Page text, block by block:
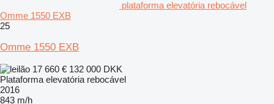
plataforma elevatória rebocável
Omme 1550 EXB
25
Omme 1550 EXB
17 660 € 132 000 DKK
Plataforma elevatória rebocável
2016
843 m/h